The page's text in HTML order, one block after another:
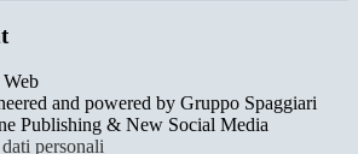
and powered by Gruppo Spaggiari
Publishing & New Social Media
personali